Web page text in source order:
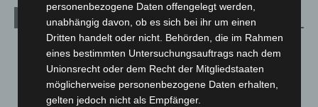
Archiv
August 2026(12)
Juli 2026(73)
Juni 2026(139)
personenbezogene Daten offengelegt werden,
unabhängig davon, ob es sich bei ihr um einen
Dritten handelt oder nicht. Behörden, die im Rahmen
eines bestimmten Untersuchungsauftrags nach dem
Unionsrecht oder dem Recht der Mitgliedstaaten
möglicherweise personenbezogene Daten erhalten,
gelten jedoch nicht als Empfänger.